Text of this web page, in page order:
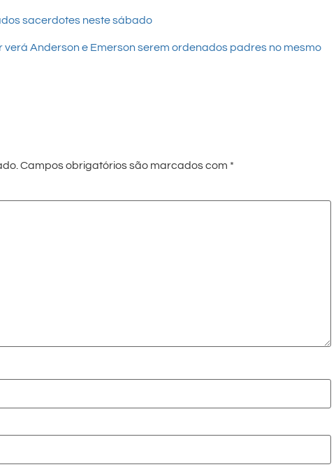
sacerdotes neste sábado
verá Anderson e Emerson serem ordenados padres no mesmo
Campos obrigatórios são marcados com *